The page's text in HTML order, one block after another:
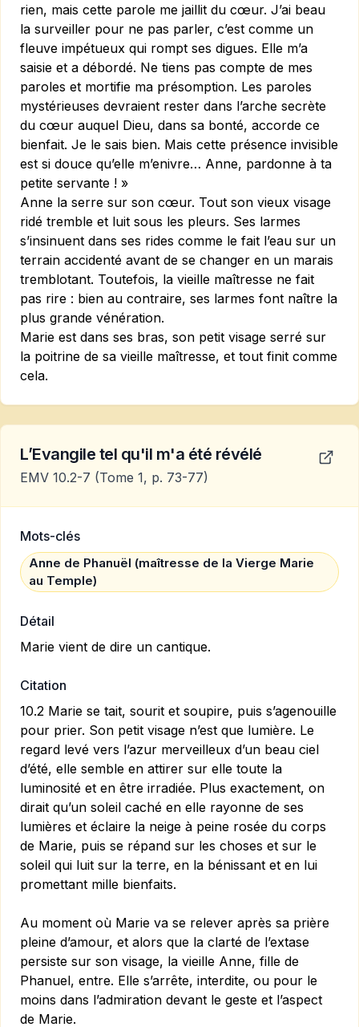
rien, mais cette parole me jaillit du cœur. J’ai beau
la surveiller pour ne pas parler, c’est comme un
fleuve impétueux qui rompt ses digues. Elle m’a
saisie et a débordé. Ne tiens pas compte de mes
paroles et mortifie ma présomption. Les paroles
mystérieuses devraient rester dans l’arche secrète
du cœur auquel Dieu, dans sa bonté, accorde ce
bienfait. Je le sais bien. Mais cette présence invisible
est si douce qu’elle m’enivre… Anne, pardonne à ta
petite servante ! »
Anne la serre sur son cœur. Tout son vieux visage
ridé tremble et luit sous les pleurs. Ses larmes
s’insinuent dans ses rides comme le fait l’eau sur un
terrain accidenté avant de se changer en un marais
tremblotant. Toutefois, la vieille maîtresse ne fait
pas rire : bien au contraire, ses larmes font naître la
plus grande vénération.
Marie est dans ses bras, son petit visage serré sur
la poitrine de sa vieille maîtresse, et tout finit comme
cela.
L’Evangile tel qu'il m'a été révélé
EMV 10.2-7 (Tome 1, p. 73-77)
Mots-clés
Anne de Phanuël (maîtresse de la Vierge Marie
au Temple)
Détail
Marie vient de dire un cantique.
Citation
10.2 Marie se tait, sourit et soupire, puis s’agenouille
pour prier. Son petit visage n’est que lumière. Le
regard levé vers l’azur merveilleux d’un beau ciel
d’été, elle semble en attirer sur elle toute la
luminosité et en être irradiée. Plus exactement, on
dirait qu’un soleil caché en elle rayonne de ses
lumières et éclaire la neige à peine rosée du corps
de Marie, puis se répand sur les choses et sur le
soleil qui luit sur la terre, en la bénissant et en lui
promettant mille bienfaits.
Au moment où Marie va se relever après sa prière
pleine d’amour, et alors que la clarté de l’extase
persiste sur son vi­sage, la vieille Anne, fille de
Phanuel, entre. Elle s’arrête, interdite, ou pour le
moins dans l’admiration devant le geste et l’aspect
de Marie.